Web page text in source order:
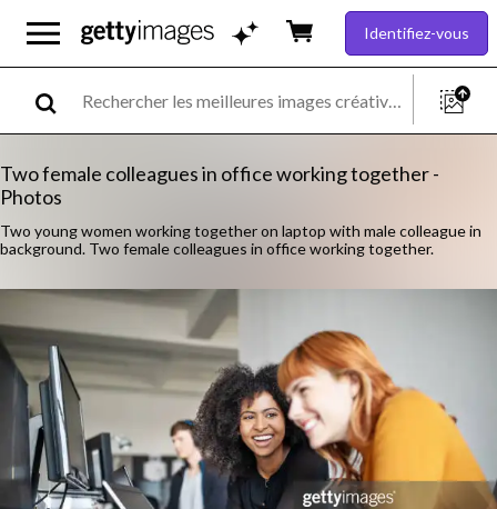
Identifiez-vous
Two female colleagues in office working together -
Photos
Two young women working together on laptop with male colleague in
background. Two female colleagues in office working together.